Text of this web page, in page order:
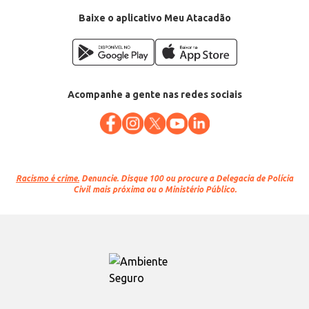
Baixe o aplicativo Meu Atacadão
Acompanhe a gente nas redes sociais
Racismo é crime. Denuncie. Disque 100 ou procure a Delegacia de Polícia
Civil mais próxima ou o Ministério Público.